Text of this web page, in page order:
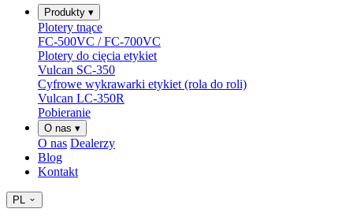
Produkty ▾
Plotery tnące
FC-500VC / FC-700VC
Plotery do cięcia etykiet
Vulcan SC-350
Cyfrowe wykrawarki etykiet (rola do roli)
Vulcan LC-350R
Pobieranie
O nas ▾
O nas Dealerzy
Blog
Kontakt
PL